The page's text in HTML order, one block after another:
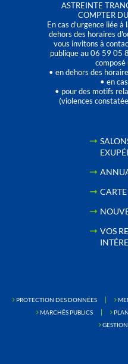
ASTREINTE
COMPTER
En cas d’urgence liée
dehors des horaires
vous invitons à
publique au 06 59 05
composé
• en dehors des
• en
• pour des motifs
(violences
VOS
PROTECTION DES DONNÉES
MARCHÉS PUBLICS